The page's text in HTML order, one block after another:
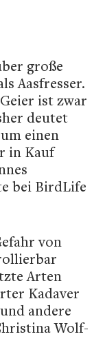
große
Aasfresser.
ist zwar
deutet
einen
in Kauf
bei BirdLife
von
Arten
Kadaver
andere
Wolf-